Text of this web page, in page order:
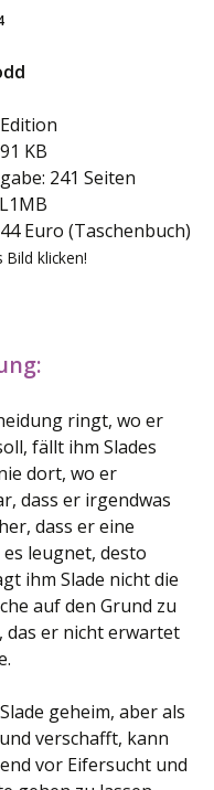
KB
241 Seiten
Euro (Taschenbuch)
klicken!
ringt, wo er
fällt ihm Slades
dort, wo er
dass er irgendwas
dass er eine
leugnet, desto
ihm Slade nicht die
auf den Grund zu
das er nicht erwartet
geheim, aber als
verschafft, kann
vor Eifersucht und